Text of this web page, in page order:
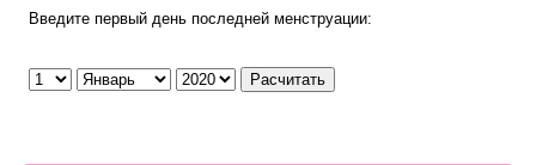
Введите первый день последней менструации: